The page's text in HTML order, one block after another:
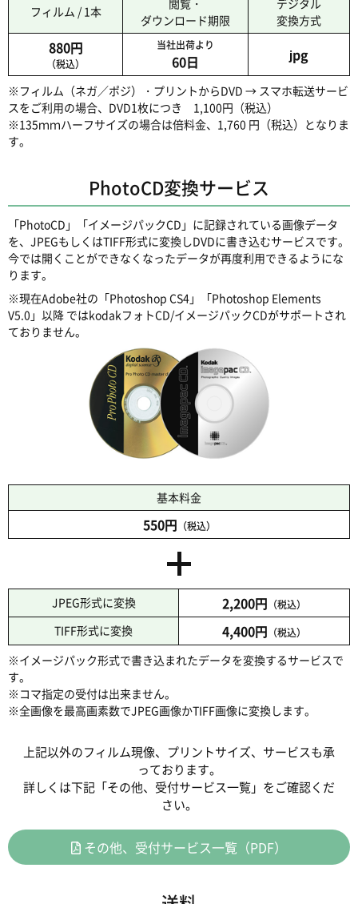
フィルム / 1本
閲覧・
ダウンロード期限
デジタル
変換方式
880円
（税込）
当社出荷より
60日 jpg
※フィルム（ネガ／ポジ）・プリントからDVD → スマホ転送サービ
スをご利用の場合、DVD1枚につき 1,100円（税込）
※135ｍｍハーフサイズの場合は倍料金、1,760 円（税込）となりま
す。
PhotoCD変換サービス
「PhotoCD」「イメージパックCD」に記録されている画像データ
を、JPEGもしくはTIFF形式に変換しDVDに書き込むサービスです。
今では開くことができなくなったデータが再度利用できるようにな
ります。
※現在Adobe社の「Photoshop CS4」「Photoshop Elements
V5.0」以降 ではkodakフォトCD/イメージパックCDがサポートされ
ておりません。
基本料金
550円 （税込）
JPEG形式に変換 2,200円 （税込）
TIFF形式に変換 4,400円 （税込）
※イメージパック形式で書き込まれたデータを変換するサービスで
す。
※コマ指定の受付は出来ません。
※全画像を最高画素数でJPEG画像かTIFF画像に変換します。
上記以外のフィルム現像、プリントサイズ、サービスも承
っております。
詳しくは下記「その他、受付サービス一覧」をご確認くだ
さい。
その他、受付サービス一覧（PDF）